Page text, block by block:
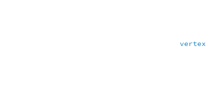
vertex